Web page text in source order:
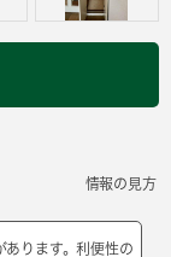
情報の見方
ります。利便性の